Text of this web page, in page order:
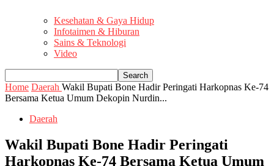
Kesehatan & Gaya Hidup
Infotaimen & Hiburan
Sains & Teknologi
Video
Home Daerah Wakil Bupati Bone Hadir Peringati Harkopnas Ke-74
Bersama Ketua Umum Dekopin Nurdin...
Daerah
Wakil Bupati Bone Hadir Peringati
Harkopnas Ke-74 Bersama Ketua Umum